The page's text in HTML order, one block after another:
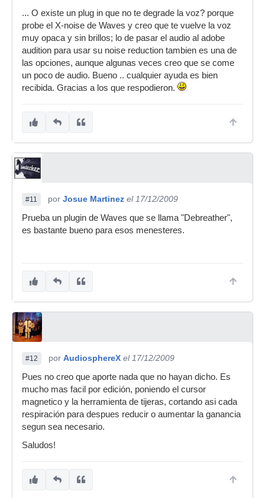
... O existe un plug in que no te degrade la voz? porque
probe el X-noise de Waves y creo que te vuelve la voz
muy opaca y sin brillos; lo de pasar el audio al adobe
audition para usar su noise reduction tambien es una de
las opciones, aunque algunas veces creo que se come
un poco de audio. Bueno .. cualquier ayuda es bien
recibida. Gracias a los que respodieron.
#11 por Josue Martinez el 17/12/2009
Prueba un plugin de Waves que se llama "Debreather",
es bastante bueno para esos menesteres.
#12 por AudiosphereX el 17/12/2009
Pues no creo que aporte nada que no hayan dicho. Es
mucho mas facil por edición, poniendo el cursor
magnetico y la herramienta de tijeras, cortando asi cada
respiración para despues reducir o aumentar la ganancia
segun sea necesario.
Saludos!